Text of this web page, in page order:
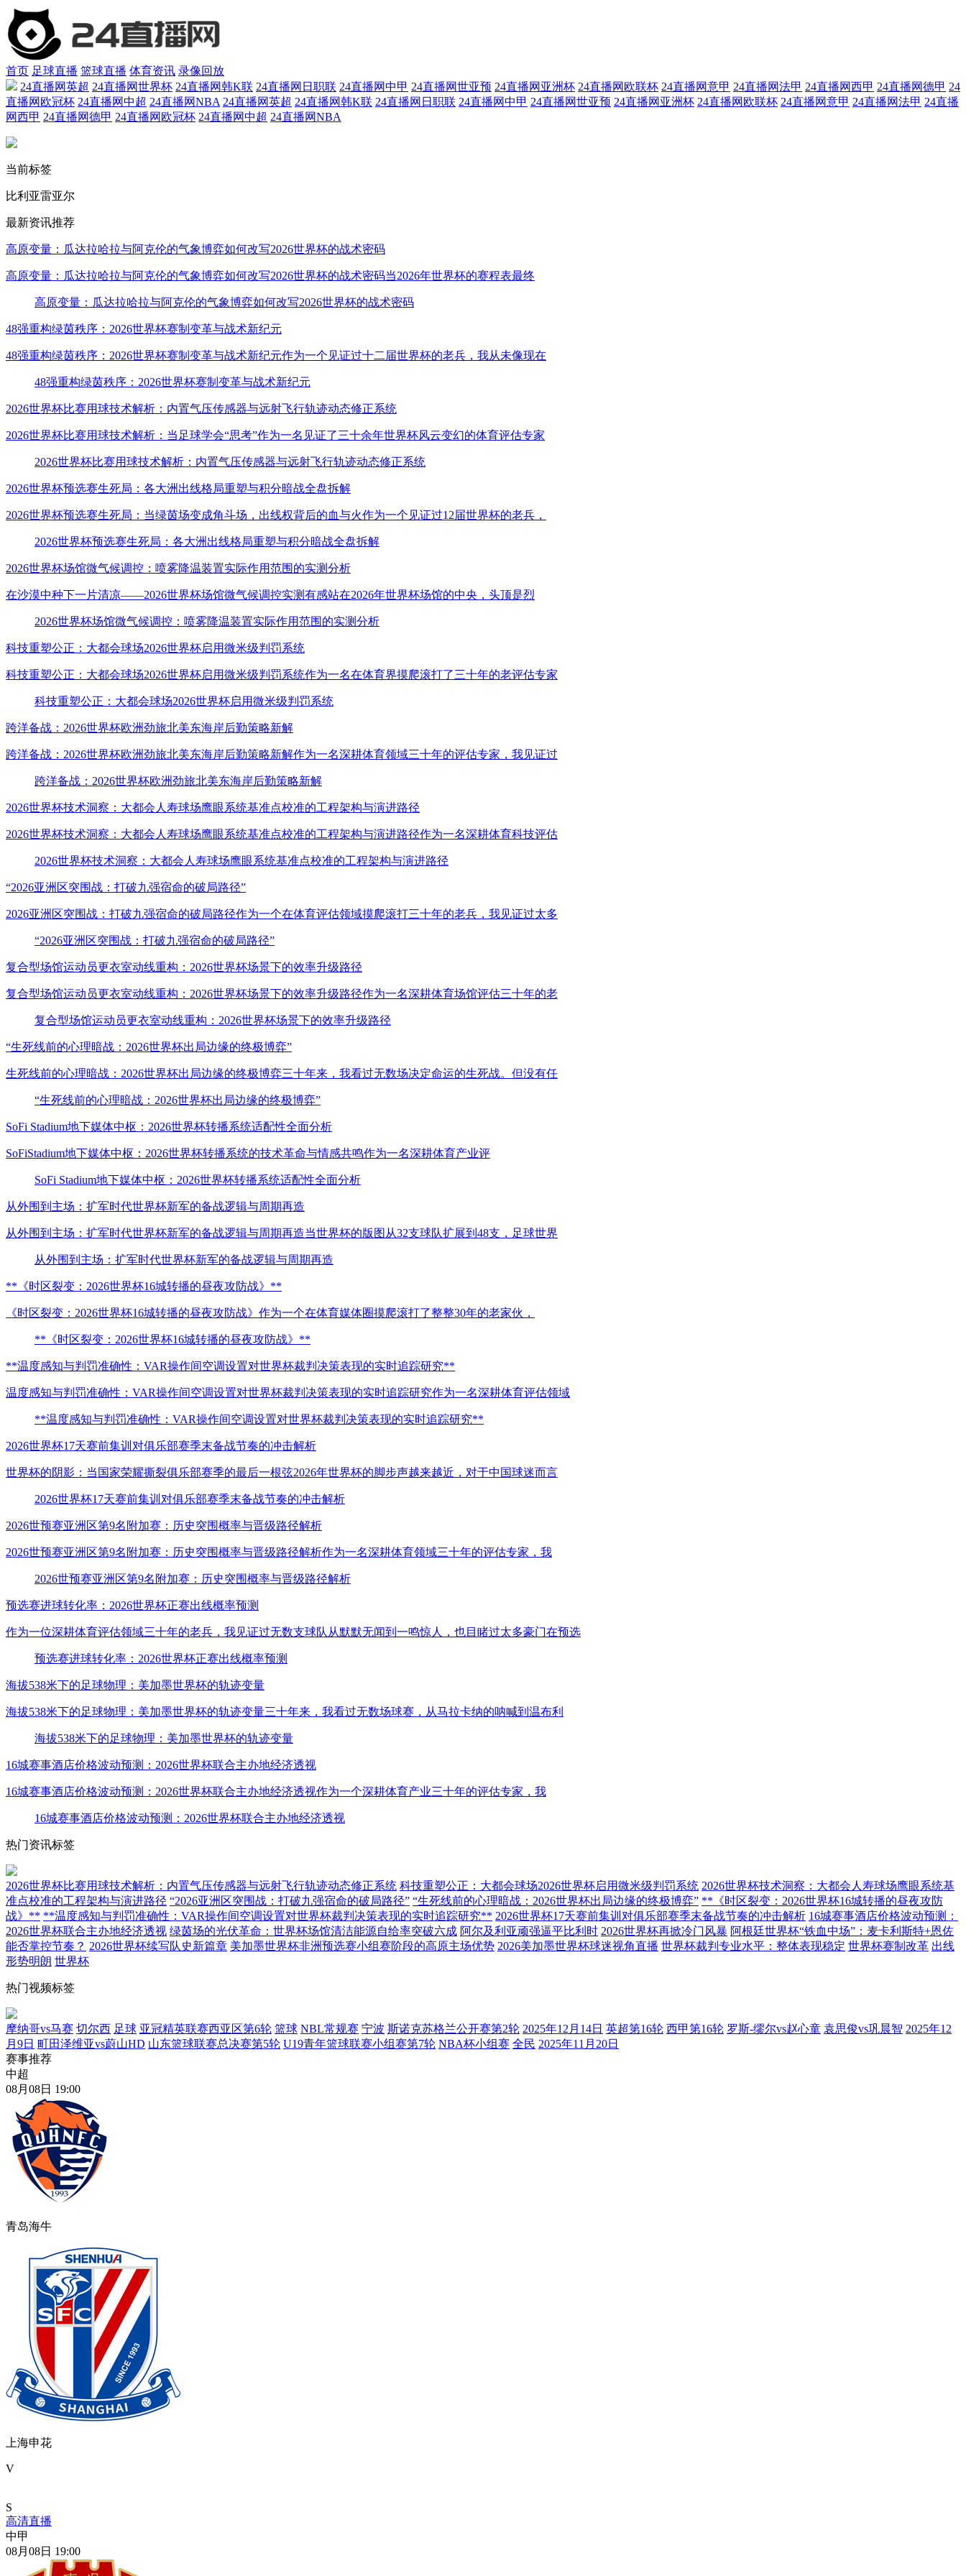
首页 足球直播 篮球直播 体育资讯 录像回放
24直播网英超 24直播网世界杯 24直播网韩K联 24直播网日职联 24直播网中甲 24直播网世亚预 24直播网亚洲杯 24直播网欧联杯 24直播网意甲 24直播网法甲 24直播网西甲 24直播网德甲 24
直播网欧冠杯 24直播网中超 24直播网NBA 24直播网英超 24直播网韩K联 24直播网日职联 24直播网中甲 24直播网世亚预 24直播网亚洲杯 24直播网欧联杯 24直播网意甲 24直播网法甲 24直播
网西甲 24直播网德甲 24直播网欧冠杯 24直播网中超 24直播网NBA
当前标签
比利亚雷亚尔
最新资讯推荐
高原变量：瓜达拉哈拉与阿克伦的气象博弈如何改写2026世界杯的战术密码
高原变量：瓜达拉哈拉与阿克伦的气象博弈如何改写2026世界杯的战术密码当2026年世界杯的赛程表最终
高原变量：瓜达拉哈拉与阿克伦的气象博弈如何改写2026世界杯的战术密码
48强重构绿茵秩序：2026世界杯赛制变革与战术新纪元
48强重构绿茵秩序：2026世界杯赛制变革与战术新纪元作为一个见证过十二届世界杯的老兵，我从未像现在
48强重构绿茵秩序：2026世界杯赛制变革与战术新纪元
2026世界杯比赛用球技术解析：内置气压传感器与远射飞行轨迹动态修正系统
2026世界杯比赛用球技术解析：当足球学会“思考”作为一名见证了三十余年世界杯风云变幻的体育评估专家
2026世界杯比赛用球技术解析：内置气压传感器与远射飞行轨迹动态修正系统
2026世界杯预选赛生死局：各大洲出线格局重塑与积分暗战全盘拆解
2026世界杯预选赛生死局：当绿茵场变成角斗场，出线权背后的血与火作为一个见证过12届世界杯的老兵，
2026世界杯预选赛生死局：各大洲出线格局重塑与积分暗战全盘拆解
2026世界杯场馆微气候调控：喷雾降温装置实际作用范围的实测分析
在沙漠中种下一片清凉——2026世界杯场馆微气候调控实测有感站在2026年世界杯场馆的中央，头顶是烈
2026世界杯场馆微气候调控：喷雾降温装置实际作用范围的实测分析
科技重塑公正：大都会球场2026世界杯启用微米级判罚系统
科技重塑公正：大都会球场2026世界杯启用微米级判罚系统作为一名在体育界摸爬滚打了三十年的老评估专家
科技重塑公正：大都会球场2026世界杯启用微米级判罚系统
跨洋备战：2026世界杯欧洲劲旅北美东海岸后勤策略新解
跨洋备战：2026世界杯欧洲劲旅北美东海岸后勤策略新解作为一名深耕体育领域三十年的评估专家，我见证过
跨洋备战：2026世界杯欧洲劲旅北美东海岸后勤策略新解
2026世界杯技术洞察：大都会人寿球场鹰眼系统基准点校准的工程架构与演进路径
2026世界杯技术洞察：大都会人寿球场鹰眼系统基准点校准的工程架构与演进路径作为一名深耕体育科技评估
2026世界杯技术洞察：大都会人寿球场鹰眼系统基准点校准的工程架构与演进路径
“2026亚洲区突围战：打破九强宿命的破局路径”
2026亚洲区突围战：打破九强宿命的破局路径作为一个在体育评估领域摸爬滚打三十年的老兵，我见证过太多
“2026亚洲区突围战：打破九强宿命的破局路径”
复合型场馆运动员更衣室动线重构：2026世界杯场景下的效率升级路径
复合型场馆运动员更衣室动线重构：2026世界杯场景下的效率升级路径作为一名深耕体育场馆评估三十年的老
复合型场馆运动员更衣室动线重构：2026世界杯场景下的效率升级路径
“生死线前的心理暗战：2026世界杯出局边缘的终极博弈”
生死线前的心理暗战：2026世界杯出局边缘的终极博弈三十年来，我看过无数场决定命运的生死战。但没有任
“生死线前的心理暗战：2026世界杯出局边缘的终极博弈”
SoFi Stadium地下媒体中枢：2026世界杯转播系统适配性全面分析
SoFiStadium地下媒体中枢：2026世界杯转播系统的技术革命与情感共鸣作为一名深耕体育产业评
SoFi Stadium地下媒体中枢：2026世界杯转播系统适配性全面分析
从外围到主场：扩军时代世界杯新军的备战逻辑与周期再造
从外围到主场：扩军时代世界杯新军的备战逻辑与周期再造当世界杯的版图从32支球队扩展到48支，足球世界
从外围到主场：扩军时代世界杯新军的备战逻辑与周期再造
**《时区裂变：2026世界杯16城转播的昼夜攻防战》**
《时区裂变：2026世界杯16城转播的昼夜攻防战》作为一个在体育媒体圈摸爬滚打了整整30年的老家伙，
**《时区裂变：2026世界杯16城转播的昼夜攻防战》**
**温度感知与判罚准确性：VAR操作间空调设置对世界杯裁判决策表现的实时追踪研究**
温度感知与判罚准确性：VAR操作间空调设置对世界杯裁判决策表现的实时追踪研究作为一名深耕体育评估领域
**温度感知与判罚准确性：VAR操作间空调设置对世界杯裁判决策表现的实时追踪研究**
2026世界杯17天赛前集训对俱乐部赛季末备战节奏的冲击解析
世界杯的阴影：当国家荣耀撕裂俱乐部赛季的最后一根弦2026年世界杯的脚步声越来越近，对于中国球迷而言
2026世界杯17天赛前集训对俱乐部赛季末备战节奏的冲击解析
2026世预赛亚洲区第9名附加赛：历史突围概率与晋级路径解析
2026世预赛亚洲区第9名附加赛：历史突围概率与晋级路径解析作为一名深耕体育领域三十年的评估专家，我
2026世预赛亚洲区第9名附加赛：历史突围概率与晋级路径解析
预选赛进球转化率：2026世界杯正赛出线概率预测
作为一位深耕体育评估领域三十年的老兵，我见证过无数支球队从默默无闻到一鸣惊人，也目睹过太多豪门在预选
预选赛进球转化率：2026世界杯正赛出线概率预测
海拔538米下的足球物理：美加墨世界杯的轨迹变量
海拔538米下的足球物理：美加墨世界杯的轨迹变量三十年来，我看过无数场球赛，从马拉卡纳的呐喊到温布利
海拔538米下的足球物理：美加墨世界杯的轨迹变量
16城赛事酒店价格波动预测：2026世界杯联合主办地经济透视
16城赛事酒店价格波动预测：2026世界杯联合主办地经济透视作为一个深耕体育产业三十年的评估专家，我
16城赛事酒店价格波动预测：2026世界杯联合主办地经济透视
热门资讯标签
2026世界杯比赛用球技术解析：内置气压传感器与远射飞行轨迹动态修正系统 科技重塑公正：大都会球场2026世界杯启用微米级判罚系统 2026世界杯技术洞察：大都会人寿球场鹰眼系统基
准点校准的工程架构与演进路径 “2026亚洲区突围战：打破九强宿命的破局路径” “生死线前的心理暗战：2026世界杯出局边缘的终极博弈” **《时区裂变：2026世界杯16城转播的昼夜攻防
战》** **温度感知与判罚准确性：VAR操作间空调设置对世界杯裁判决策表现的实时追踪研究** 2026世界杯17天赛前集训对俱乐部赛季末备战节奏的冲击解析 16城赛事酒店价格波动预测：
2026世界杯联合主办地经济透视 绿茵场的光伏革命：世界杯场馆清洁能源自给率突破六成 阿尔及利亚顽强逼平比利时 2026世界杯再掀冷门风暴 阿根廷世界杯“铁血中场”：麦卡利斯特+恩佐
能否掌控节奏？ 2026世界杯续写队史新篇章 美加墨世界杯非洲预选赛小组赛阶段的高原主场优势 2026美加墨世界杯球迷视角直播 世界杯裁判专业水平：整体表现稳定 世界杯赛制改革 出线
形势明朗 世界杯
热门视频标签
摩纳哥vs马赛 切尔西 足球 亚冠精英联赛西亚区第6轮 篮球 NBL常规赛 宁波 斯诺克苏格兰公开赛第2轮 2025年12月14日 英超第16轮 西甲第16轮 罗斯-缪尔vs赵心童 袁思俊vs巩晨智 2025年12
月9日 町田泽维亚vs蔚山HD 山东篮球联赛总决赛第5轮 U19青年篮球联赛小组赛第7轮 NBA杯小组赛 全民 2025年11月20日
赛事推荐
中超
08月08日 19:00
青岛海牛
上海申花
V
S
高清直播
中甲
08月08日 19:00